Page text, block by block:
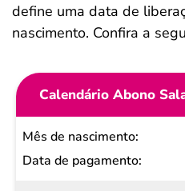
define uma data de
nascimento. Confira a
Calendário Abono
Mês de
nascimento